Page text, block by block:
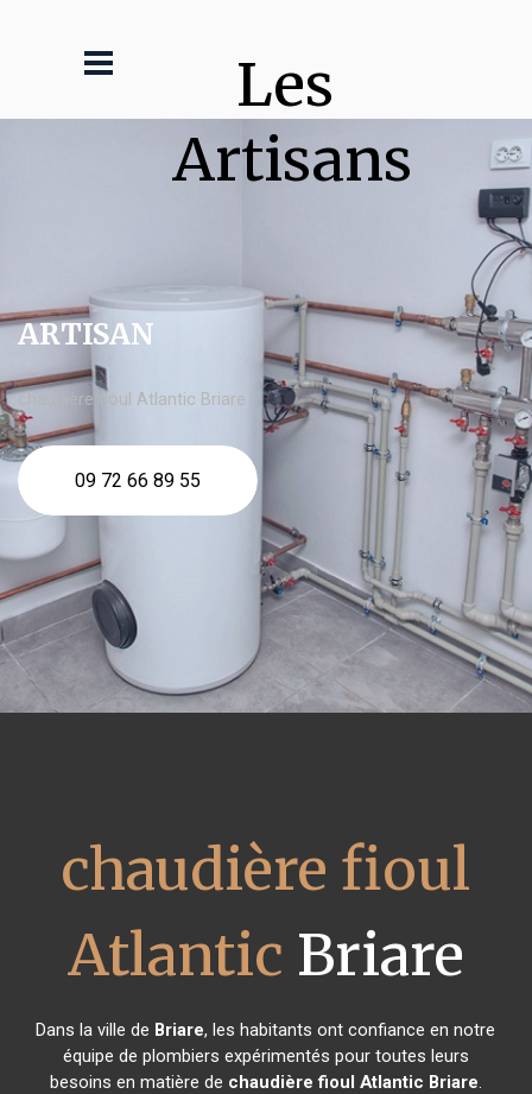
Les
Artisans
ARTISAN
chaudière fioul Atlantic Briare
09 72 66 89 55
chaudière fioul
Atlantic Briare
Dans la ville de Briare, les habitants ont confiance en notre
équipe de plombiers expérimentés pour toutes leurs
besoins en matière de chaudière fioul Atlantic Briare.